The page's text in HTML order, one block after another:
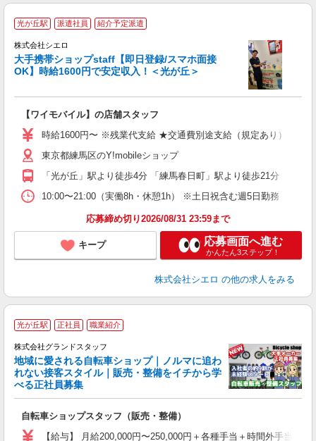
光が丘駅 派遣社員 紹介予定派遣
株式会社シエロ
大手携帯ショップstaff【即日登録/スマホ面接
OK】時給1600円で安定収入！＜光が丘＞
【ワイモバイル】の店舗スタッフ
時給1600円〜 ※残業代支給 ★交通費別途支給（規定あり） ゜+
東京都練馬区のY!mobileショップ
「光が丘」駅より徒歩4分 「練馬春日町」駅より徒歩21分
10:00〜21:00（実働8h・休憩1h） ※土日祝含む週5日勤務
応募締め切り2026/08/31 23:59まで
キープ 応募画面へ進む
かんたん3ステップ！
株式会社シエロ の他の求人をみる
光が丘駅 正社員 職業紹介
株式会社グランドスタッフ
地域に愛される自転車ショップ｜ノルマに追わ
れない接客スタイル｜販売・整備をイチから学
べる正社員募集
自転車ショップスタッフ（販売・整備）
【給与】 月給200,000円〜250,000円＋各種手当＋時間外手当